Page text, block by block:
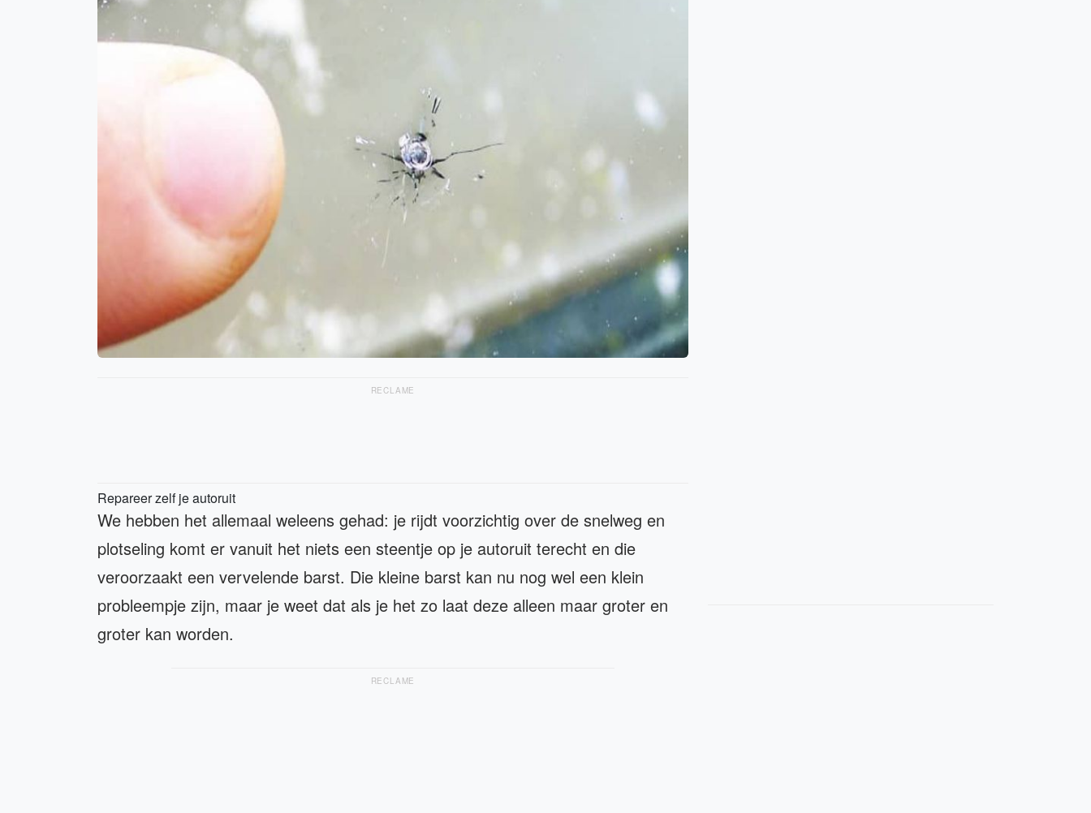
RECLAME
Repareer zelf je autoruit
We hebben het allemaal weleens gehad: je rijdt voorzichtig over de snelweg en
plotseling komt er vanuit het niets een steentje op je autoruit terecht en die
veroorzaakt een vervelende barst. Die kleine barst kan nu nog wel een klein
probleempje zijn, maar je weet dat als je het zo laat deze alleen maar groter en
groter kan worden.
RECLAME